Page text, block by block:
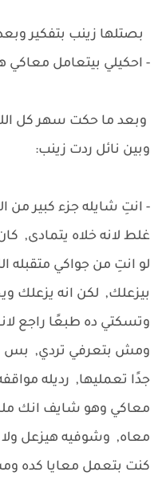
بصتلها زينب بتفكير
- احكيلي بيتعامل معاكي
وبعد ما حكت سهر كل
وبين نائل ردت زينب:
- انتِ شايله جزء كبير
غلط لانه خلاه يتمادى,
لو انتِ من جواكي متقبله
بيزعلك, لكن انه
وتسكتي ده طبعًا راجع
ومش بتعرفي تردي, بس
جدًا تعمليها, رديله
معاكي وهو شايف انك
معاه, وشوفيه هيزعل ولا
كنت بتعمل معايا كده